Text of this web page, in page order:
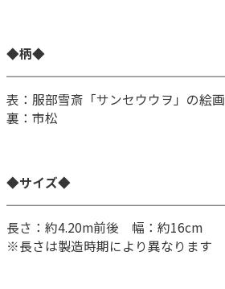
◆柄◆
表：服部雪斎「サンセウウヲ」の絵画
裏：市松
◆サイズ◆
長さ：約4.20m前後 幅：約16cm
※長さは製造時期により異なります